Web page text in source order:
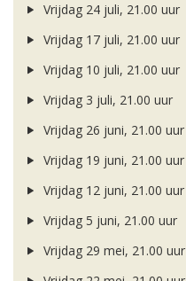
Vrijdag 24 juli, 21.00 uur
Vrijdag 17 juli, 21.00 uur
Vrijdag 10 juli, 21.00 uur
Vrijdag 3 juli, 21.00 uur
Vrijdag 26 juni, 21.00 uur
Vrijdag 19 juni, 21.00 uur
Vrijdag 12 juni, 21.00 uur
Vrijdag 5 juni, 21.00 uur
Vrijdag 29 mei, 21.00 uur